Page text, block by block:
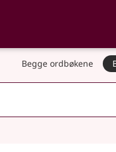
og
Begge ordbøkene